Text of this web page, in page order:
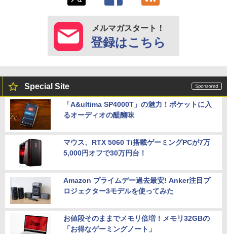
メルマガスタート！
登録はこちら
Special Site
「A&ultima SP4000T」の魅力！ポケットに入
るオーディオの醍醐味
マウス、RTX 5060 Ti搭載ゲーミングPCが7万
5,000円オフで30万円台！
Amazon プライムデー過去最安! Anker注目プ
ロジェクター3モデルを使ってみた
お値段そのままでメモリ倍増！メモリ32GBの
「お得なゲーミングノート」